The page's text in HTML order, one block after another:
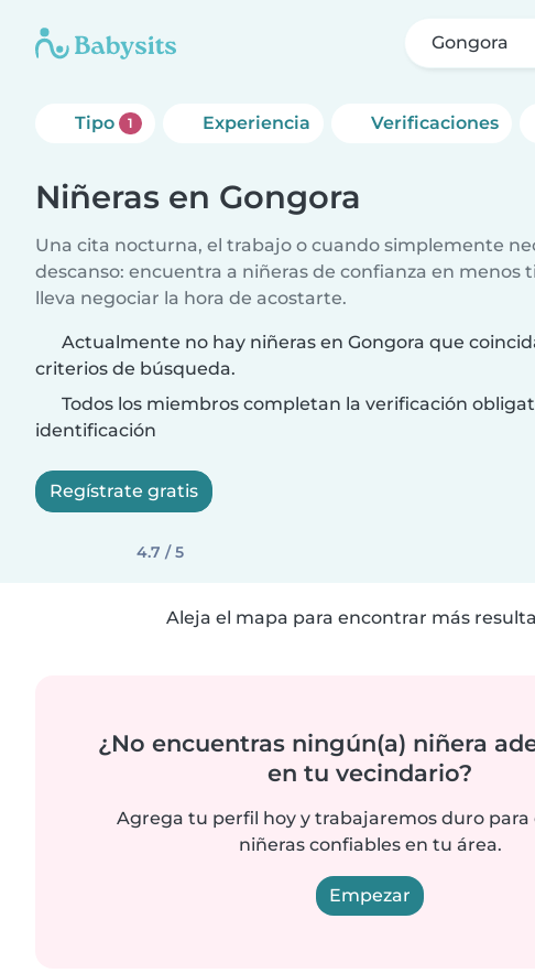
Gongora
Tipo 1 Experiencia Verificaciones
Niñeras en Gongora
Una cita nocturna, el trabajo o cuando simplemente
descanso: encuentra a niñeras de confianza en menos
lleva negociar la hora de acostarte.
Actualmente no hay niñeras en Gongora que
criterios de búsqueda.
Todos los miembros completan la verificación
identificación
Regístrate gratis
4.7 / 5
Aleja el mapa para encontrar más
¿No encuentras ningún(a) niñera
en tu vecindario?
Agrega tu perfil hoy y trabajaremos duro para
niñeras confiables en tu área.
Empezar